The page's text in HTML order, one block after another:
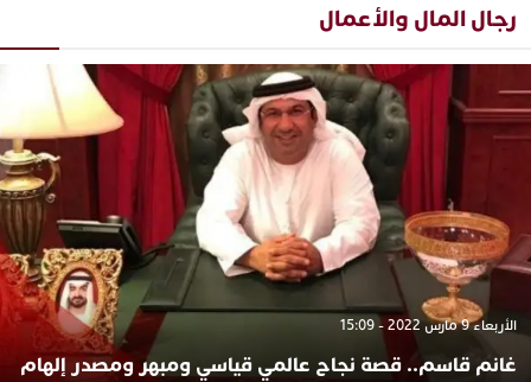
رجال المال والأعمال
الأربعاء 9 مارس 2022 - 15:09
غانم قاسم.. قصة نجاح عالمي قياسي ومبهر ومصدر إلهام